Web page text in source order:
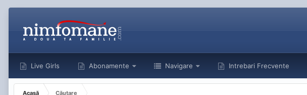
Live Girls Abonamente Navigare Intrebari Frecvente
Acasă Căutare